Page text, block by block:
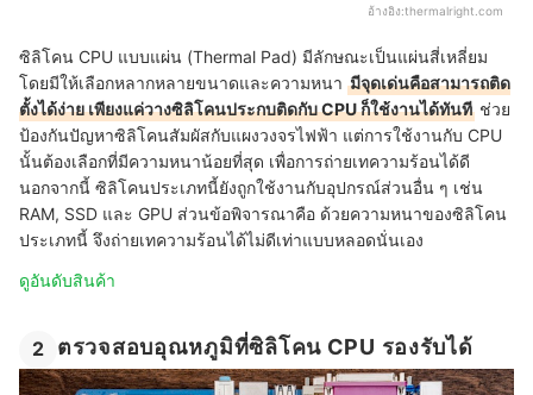
อ้างอิง:thermalright.com
ซิลิโคน CPU แบบแผ่น (Thermal Pad) มีลักษณะเป็นแผ่นสี่เหลี่ยม
โดยมีให้เลือกหลากหลายขนาดและความหนา มีจุดเด่นคือสามารถติด
ตั้งได้ง่าย เพียงแค่วางซิลิโคนประกบติดกับ CPU ก็ใช้งานได้ทันที ช่วย
ป้องกันปัญหาซิลิโคนสัมผัสกับแผงวงจรไฟฟ้า แต่การใช้งานกับ CPU
นั้นต้องเลือกที่มีความหนาน้อยที่สุด เพื่อการถ่ายเทความร้อนได้ดี
นอกจากนี้ ซิลิโคนประเภทนี้ยังถูกใช้งานกับอุปกรณ์ส่วนอื่น ๆ เช่น
RAM, SSD และ GPU ส่วนข้อพิจารณาคือ ด้วยความหนาของซิลิโคน
ประเภทนี้ จึงถ่ายเทความร้อนได้ไม่ดีเท่าแบบหลอดนั่นเอง
ดูอันดับสินค้า
2 ตรวจสอบอุณหภูมิที่ซิลิโคน CPU รองรับได้